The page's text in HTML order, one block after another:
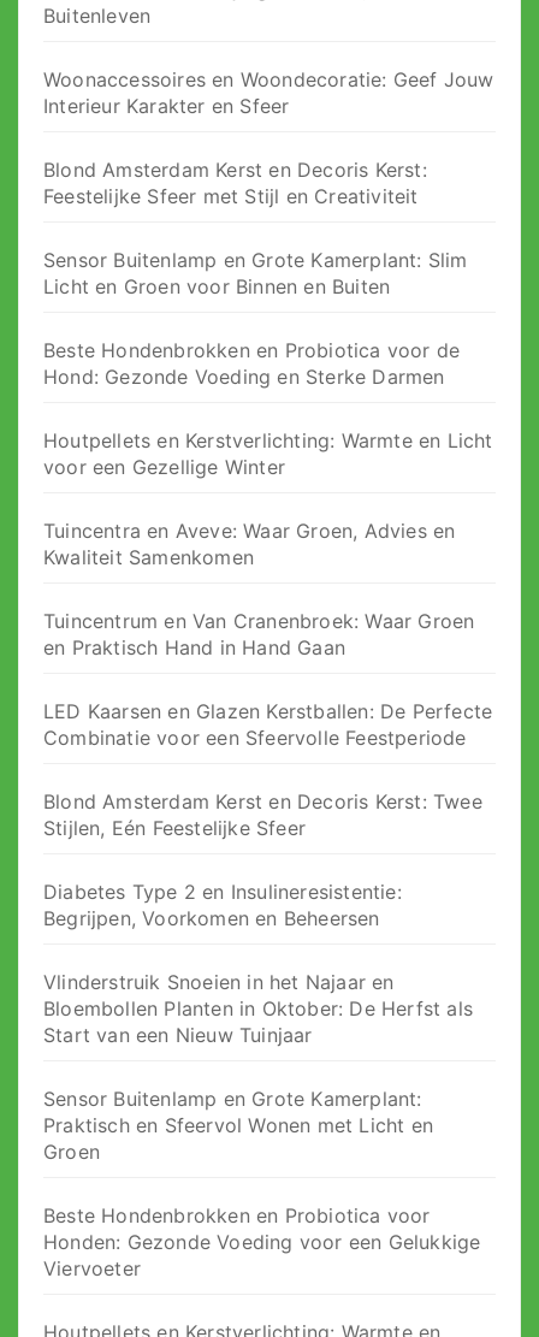
Buitenleven
Woonaccessoires en Woondecoratie: Geef Jouw
Interieur Karakter en Sfeer
Blond Amsterdam Kerst en Decoris Kerst:
Feestelijke Sfeer met Stijl en Creativiteit
Sensor Buitenlamp en Grote Kamerplant: Slim
Licht en Groen voor Binnen en Buiten
Beste Hondenbrokken en Probiotica voor de
Hond: Gezonde Voeding en Sterke Darmen
Houtpellets en Kerstverlichting: Warmte en Licht
voor een Gezellige Winter
Tuincentra en Aveve: Waar Groen, Advies en
Kwaliteit Samenkomen
Tuincentrum en Van Cranenbroek: Waar Groen
en Praktisch Hand in Hand Gaan
LED Kaarsen en Glazen Kerstballen: De Perfecte
Combinatie voor een Sfeervolle Feestperiode
Blond Amsterdam Kerst en Decoris Kerst: Twee
Stijlen, Eén Feestelijke Sfeer
Diabetes Type 2 en Insulineresistentie:
Begrijpen, Voorkomen en Beheersen
Vlinderstruik Snoeien in het Najaar en
Bloembollen Planten in Oktober: De Herfst als
Start van een Nieuw Tuinjaar
Sensor Buitenlamp en Grote Kamerplant:
Praktisch en Sfeervol Wonen met Licht en
Groen
Beste Hondenbrokken en Probiotica voor
Honden: Gezonde Voeding voor een Gelukkige
Viervoeter